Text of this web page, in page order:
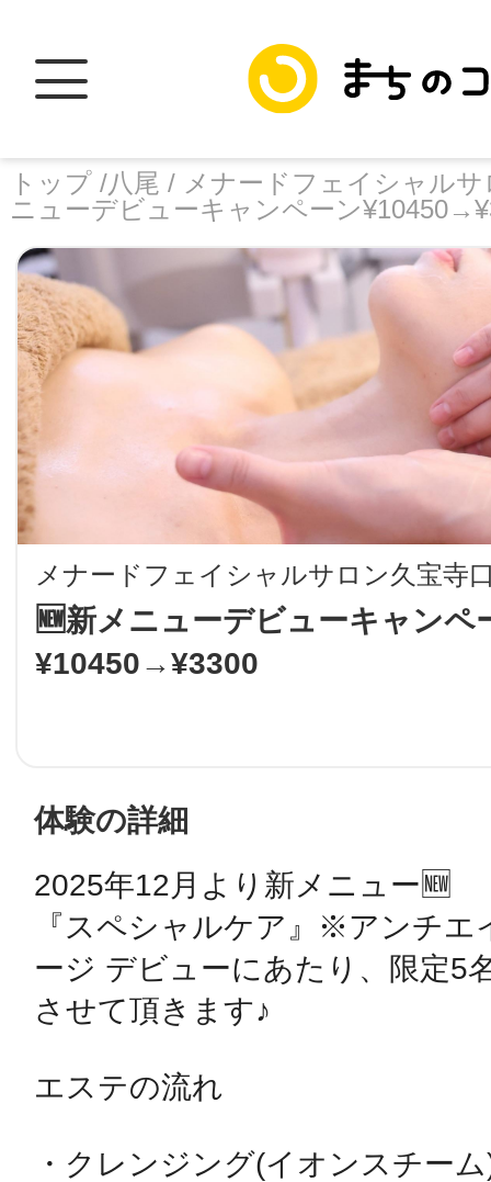
トップ /八尾 / メナードフェイシャル
ニューデビューキャンペーン
メナードフェイシャルサロン久宝寺
🆕新メニューデビューキャンペ
¥10450→¥3300
facebook
X
LINE
SMS
URLをコピー
体験の詳細
2025年12月より新メニュー🆕
『スペシャルケア』※アンチエ
ージ デビューにあたり、限定5
させて頂きます♪
エステの流れ
・クレンジング(イオンスチー
トップ
加盟スポットに
地域に導入を
智頭